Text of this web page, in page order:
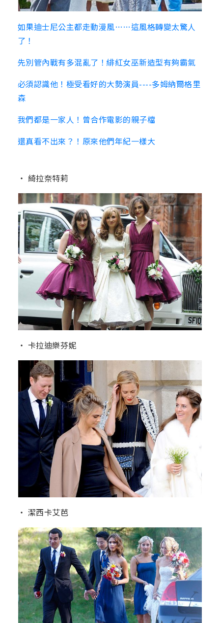
如果迪士尼公主都走動漫風……這風格轉變太驚人
了！
先別管內戰有多混亂了！緋紅女巫新造型有夠霸氣
必須認識他！極受看好的大勢演員----多姆納爾格里
森
我們都是一家人！曾合作電影的親子檔
還真看不出來？！原來他們年紀一樣大
‧ 綺拉奈特莉
‧ 卡拉迪樂芬妮
‧ 潔西卡艾芭